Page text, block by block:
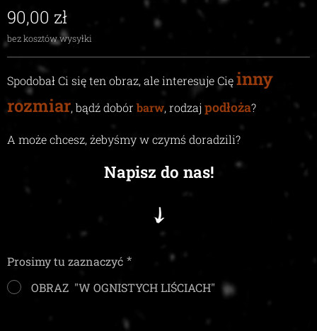
90,00 zł
bez kosztów wysyłki
Spodobał Ci się ten obraz, ale interesuje Cięinny
rozmiar, bądź dobór barw, rodzaj podłoża?
A może chcesz, żebyśmy w czymś doradzili?
Napisz do nas!
Prosimy tu zaznaczyć
OBRAZ "W OGNISTYCH LIŚCIACH"